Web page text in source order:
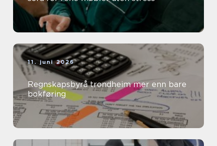
11. juni 2026
Regnskapsbyrå trondheim mer enn bare
bokføring